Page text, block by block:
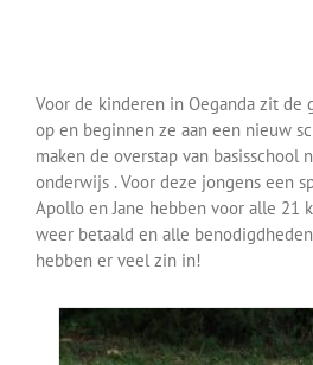
Projecten
Nieuws
Sponsoring
Over ons
Voor de kinderen in Oeganda zit de
op en beginnen ze aan een nieuw
maken de overstap van basisschool
onderwijs . Voor deze jongens een
Apollo en Jane hebben voor alle 21
weer betaald en alle
hebben er veel zin in!